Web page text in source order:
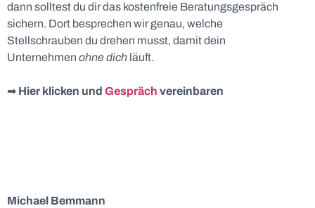
dann solltest du dir das kostenfreie Beratungsgespräch
sichern. Dort besprechen wir genau, welche
Stellschrauben du drehen musst, damit dein
Unternehmen ohne dich läuft.
➡ Hier klicken und Gespräch vereinbaren
Michael Bemmann